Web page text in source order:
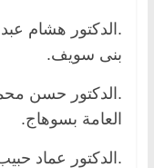
.الدكتور هشام
بنى سويف.
.الدكتور حسن
العامة بسوهاج.
.الدكتور عماد